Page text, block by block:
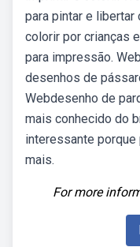
para pintar e libertar
colorir por crianças
para impressão.
desenhos de
Webdesenho de
mais conhecido do
interessante
mais.
For more